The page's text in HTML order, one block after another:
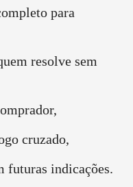
para
resolve sem
cruzado,
futuras indicações.